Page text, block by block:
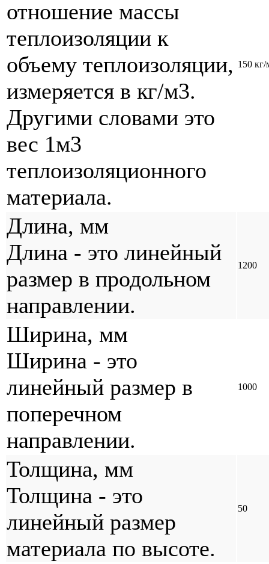
отношение массы
теплоизоляции к
объему теплоизоляции,
измеряется в кг/м3.
Другими словами это
вес 1м3
теплоизоляционного
материала.
150 кг/
Длина, мм
Длина - это линейный
размер в продольном
направлении.
1200
Ширина, мм
Ширина - это
линейный размер в
поперечном
направлении.
1000
Толщина, мм
Толщина - это
линейный размер
материала по высоте.
50